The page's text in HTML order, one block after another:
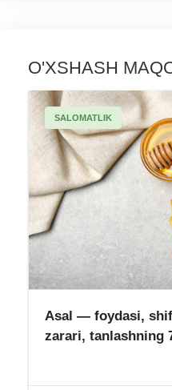
O'XSHASH
SALOMATLIK
Asal — foydasi,
zarari, tanlashning